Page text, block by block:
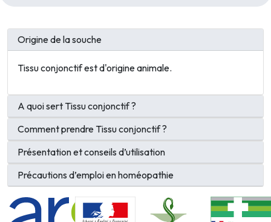
Origine de la souche
Tissu conjonctif est d'origine animale.
A quoi sert Tissu conjonctif ?
Comment prendre Tissu conjonctif ?
Présentation et conseils d’utilisation
Précautions d’emploi en homéopathie